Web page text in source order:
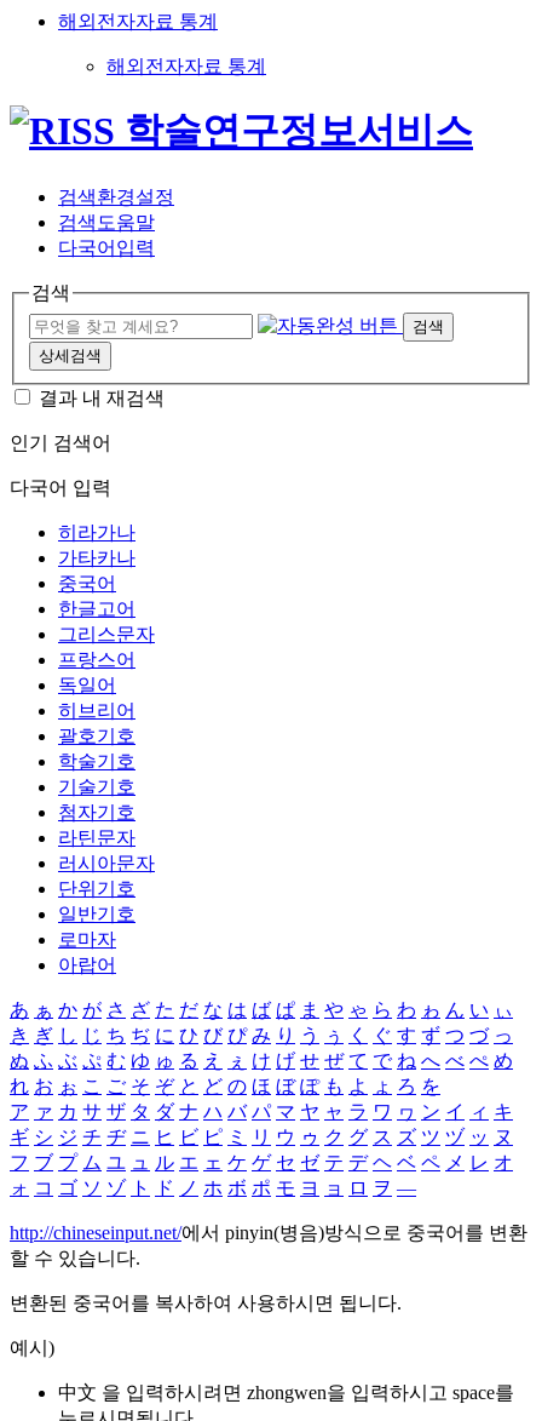
해외전자자료 통계
해외전자자료 통계
검색환경설정
검색도움말
다국어입력
검색
검색
상세검색
결과 내 재검색
인기 검색어
다국어 입력
히라가나
가타카나
중국어
한글고어
그리스문자
프랑스어
독일어
히브리어
괄호기호
학술기호
기술기호
첨자기호
라틴문자
러시아문자
단위기호
일반기호
로마자
아랍어
あ ぁ か が さ ざ た だ な は ば ぱ ま や ゃ ら わ ゎ ん い ぃ
き ぎ し じ ち ぢ に ひ び ぴ み り う ぅ く ぐ す ず つ づ っ
ぬ ふ ぶ ぷ む ゆ ゅ る え ぇ け げ せ ぜ て で ね へ べ ぺ め
れ お ぉ こ ご そ ぞ と ど の ほ ぼ ぽ も よ ょ ろ を
ア ァ カ サ ザ タ ダ ナ ハ バ パ マ ヤ ャ ラ ワ ヮ ン イ ィ キ
ギ シ ジ チ ヂ ニ ヒ ビ ピ ミ リ ウ ゥ ク グ ス ズ ツ ヅ ッ ヌ
フ ブ プ ム ユ ュ ル エ ェ ケ ゲ セ ゼ テ デ ヘ ベ ペ メ レ オ
ォ コ ゴ ソ ゾ ト ド ノ ホ ボ ポ モ ヨ ョ ロ ヲ ―
http://chineseinput.net/에서 pinyin(병음)방식으로 중국어를 변환
할 수 있습니다.
변환된 중국어를 복사하여 사용하시면 됩니다.
예시)
中文 을 입력하시려면 zhongwen을 입력하시고 space를